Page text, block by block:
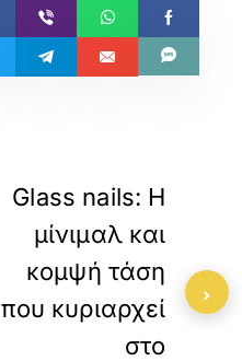
Glass nails: Η
μίνιμαλ και
κομψή τάση
που κυριαρχεί
στο
›